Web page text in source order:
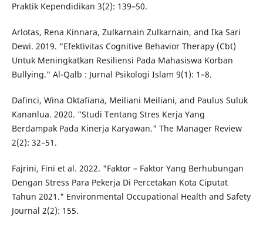
Praktik Kependidikan 3(2): 139–50.
Arlotas, Rena Kinnara, Zulkarnain Zulkarnain, and Ika Sari
Dewi. 2019. "Efektivitas Cognitive Behavior Therapy (Cbt)
Untuk Meningkatkan Resiliensi Pada Mahasiswa Korban
Bullying." Al-Qalb : Jurnal Psikologi Islam 9(1): 1–8.
Dafinci, Wina Oktafiana, Meiliani Meiliani, and Paulus Suluk
Kananlua. 2020. "Studi Tentang Stres Kerja Yang
Berdampak Pada Kinerja Karyawan." The Manager Review
2(2): 32–51.
Fajrini, Fini et al. 2022. "Faktor – Faktor Yang Berhubungan
Dengan Stress Para Pekerja Di Percetakan Kota Ciputat
Tahun 2021." Environmental Occupational Health and Safety
Journal 2(2): 155.